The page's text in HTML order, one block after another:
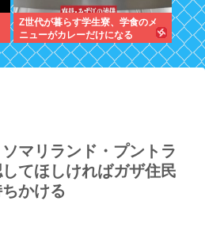
Z世代が暮らす学生寮、学食のメ
ニューがカレーだけになる
ソマリランド・プントラ
てほしければガザ住民
かける